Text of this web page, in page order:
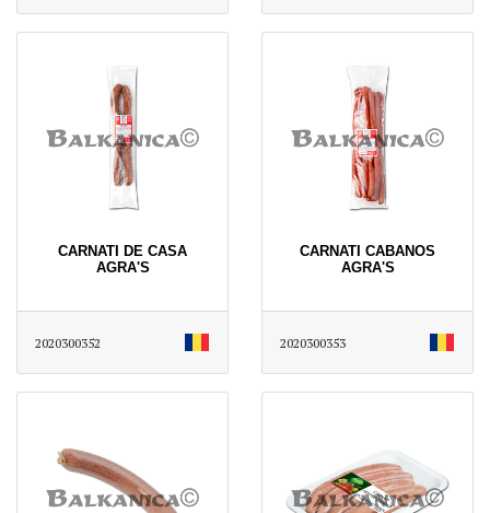
CARNATI DE CASA
AGRA'S
2020300352
CARNATI CABANOS
AGRA'S
2020300353